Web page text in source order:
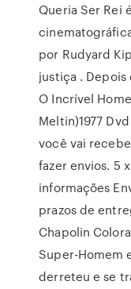
Queria Ser Rei
por Rudyard
justiça . Depois
O Incrível
Meltin)1977
você vai
fazer envios. 5
informações
prazos de
Chapolin
Super-Homem
derreteu e se